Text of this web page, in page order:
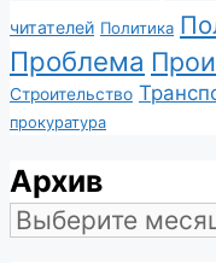
читателей Политика
Проблема
Строительство
прокуратура
Архив
Архив